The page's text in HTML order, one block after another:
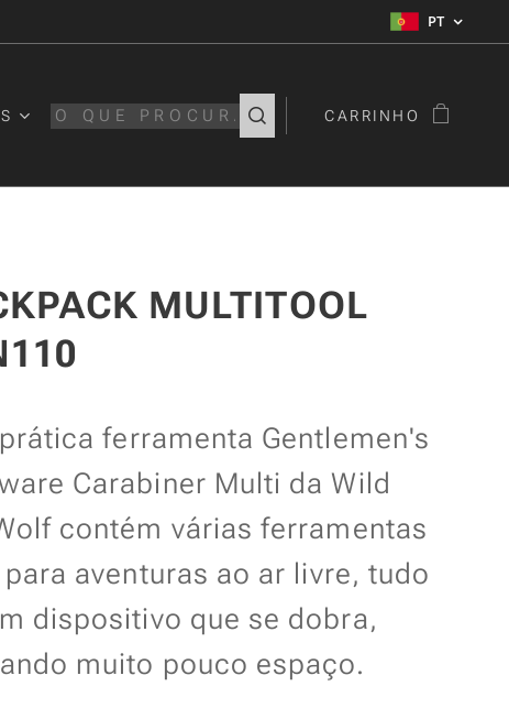
PT
CARRINHO
MULTITOOL
ferramenta Gentlemen's
Carabiner Multi da Wild
contém várias ferramentas
aventuras ao ar livre, tudo
dispositivo que se dobra,
muito pouco espaço.